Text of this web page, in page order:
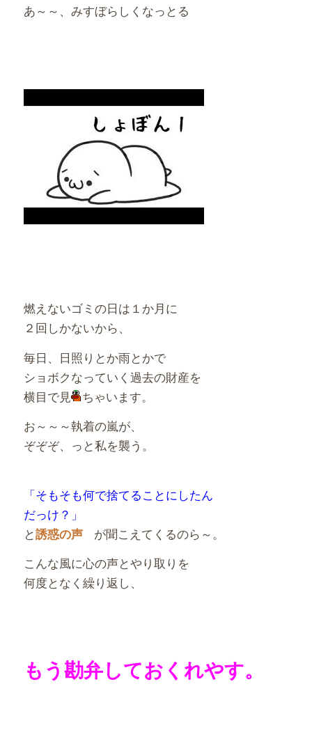
あ～～、みすぼらしくなっとる
燃えないゴミの日は１か月に
２回しかないから、
毎日、日照りとか雨とかで
ショボクなっていく過去の財産を
横目で見
ちゃいます。
お～～～執着の嵐が、
ぞぞぞ、っと私を襲う。
「そもそも何で捨てることにしたん
だっけ？」
と誘惑の声
が聞こえてくるのら～。
こんな風に心の声とやり取りを
何度となく繰り返し、
もう勘弁しておくれやす。